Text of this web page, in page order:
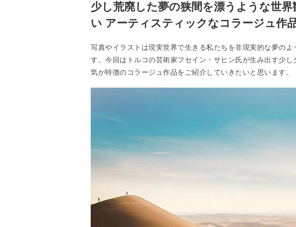
少し荒廃した夢の狭間を漂うような世
い アーティスティックなコラージュ作
写真やイラストは現実世界で生きる私たちを非現実的な夢のよ
す。今回はトルコの芸術家フセイン・サヒン氏が生み出す少し
気が特徴のコラージュ作品をご紹介していきたいと思います。